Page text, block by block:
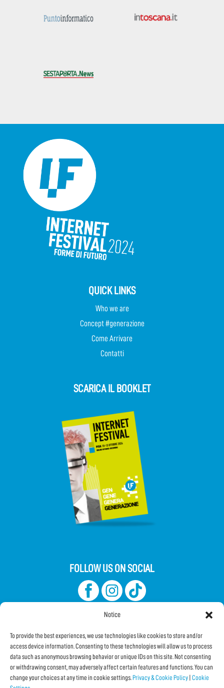
Notice
To provide the best experiences, we use technologies like cookies to store and/or
access device information. Consenting to these technologies will allow us to process
data such as anonymous browsing behavior or unique IDs on this site. Not consenting
or withdrawing consent, may adversely affect certain features and functions. You can
change your choices at any time in cookie settings. Privacy & Cookie Policy Cookie
QUICK LINKS
Who we are
Concept #generazione
Come Arrivare
Contatti
SCARICA IL BOOKLET
FOLLOW US ON SOCIAL
Subscribe to the Newsletter